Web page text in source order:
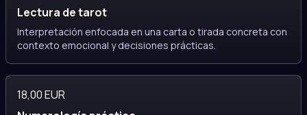
Lectura de tarot
Interpretación enfocada en una carta o tirada concreta con
contexto emocional y decisiones prácticas.
18,00 EUR